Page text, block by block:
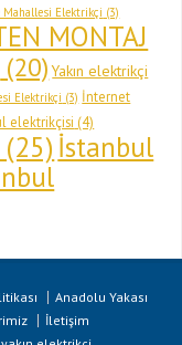
Mahallesi Elektrikçi (3)
MONTAJ
(20) Yakın elektrikçi
Elektrikçi (3) İnternet
elektrikçisi (4)
(25) İstanbul
Anadolu Yakası
İletişim